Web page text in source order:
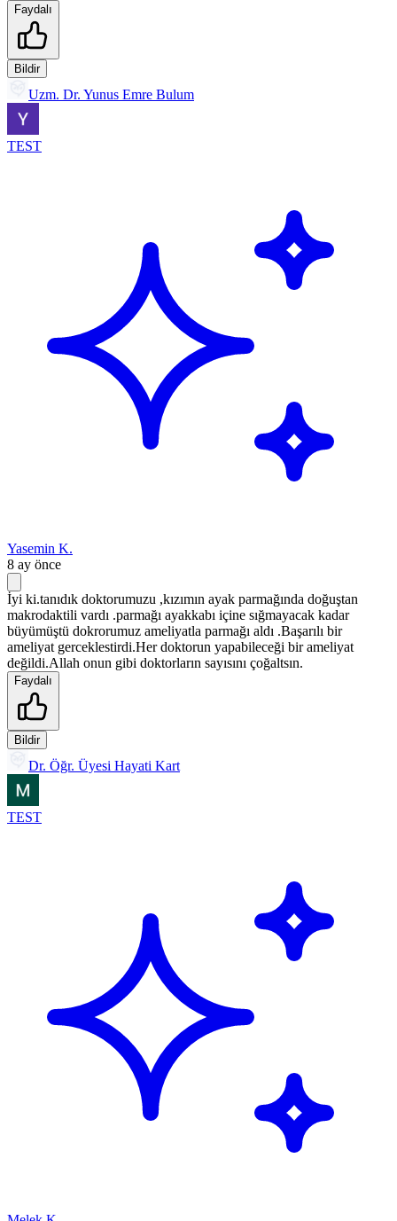
Faydalı
Bildir
Uzm. Dr. Yunus Emre Bulum
TEST
Yasemin K.
8 ay önce
İyi ki.tanıdık doktorumuzu ,kızımın ayak parmağında doğuştan
makrodaktili vardı .parmağı ayakkabı içine sığmayacak kadar
büyümüştü dokrorumuz ameliyatla parmağı aldı .Başarılı bir
ameliyat gerceklestirdi.Her doktorun yapabileceği bir ameliyat
değildi.Allah onun gibi doktorların sayısını çoğaltsın.
Faydalı
Bildir
Dr. Öğr. Üyesi Hayati Kart
TEST